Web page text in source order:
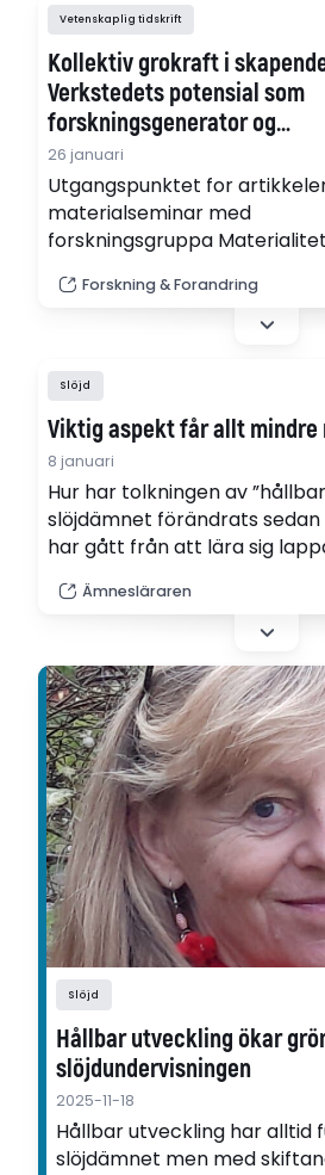
Vetenskaplig tidskrift
Kollektiv grokraft i
Verkstedets potensial som
forskningsgenerator og
forandringsmaskineri
26 januari
Utgangspunktet for
materialseminar med
forskningsgruppa
Vestlandet (se HVL, 2025b).
forskere knyttet til
grunnskolelærerutdanning.
Forskning & Forandring
Slöjd
Viktig aspekt får allt mindre
8 januari
Hur har tolkningen av
slöjdämnet förändrats
har gått från att lära sig
"De ekonomiska aspekterna
bakgrunden", säger
Ämnesläraren
Slöjd
Hållbar utveckling ökar
slöjdundervisningen
2025-11-18
Hållbar utveckling har alltid
slöjdämnet men med